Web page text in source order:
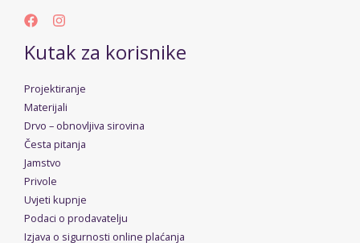
Kutak za korisnike
Projektiranje
Materijali
Drvo – obnovljiva sirovina
Česta pitanja
Jamstvo
Privole
Uvjeti kupnje
Podaci o prodavatelju
Izjava o sigurnosti online plaćanja